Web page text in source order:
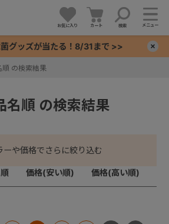
お気に入り カート 検索 メニュー
グッズが当たる！8/31まで >>
順 の検索結果
名順 の検索結果
ーや価格でさらに絞り込む
価格(安い順) 価格(高い順)